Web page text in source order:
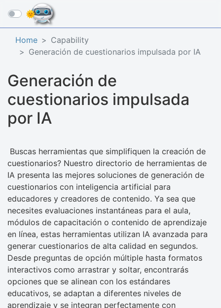
☰
Home
Capability
Generación de cuestionarios impulsada por IA
Generación de
cuestionarios impulsada
por IA
Buscas herramientas que simplifiquen la creación de
cuestionarios? Nuestro directorio de herramientas de
IA presenta las mejores soluciones de generación de
cuestionarios con inteligencia artificial para
educadores y creadores de contenido. Ya sea que
necesites evaluaciones instantáneas para el aula,
módulos de capacitación o contenido de aprendizaje
en línea, estas herramientas utilizan IA avanzada para
generar cuestionarios de alta calidad en segundos.
Desde preguntas de opción múltiple hasta formatos
interactivos como arrastrar y soltar, encontrarás
opciones que se alinean con los estándares
educativos, se adaptan a diferentes niveles de
aprendizaje y se integran perfectamente con